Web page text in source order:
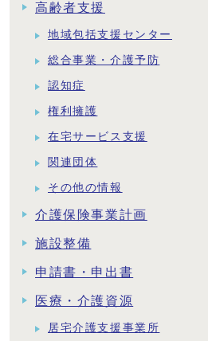
高齢者支援
地域包括支援センター
総合事業・介護予防
認知症
権利擁護
在宅サービス支援
関連団体
その他の情報
介護保険事業計画
施設整備
申請書・申出書
医療・介護資源
居宅介護支援事業所